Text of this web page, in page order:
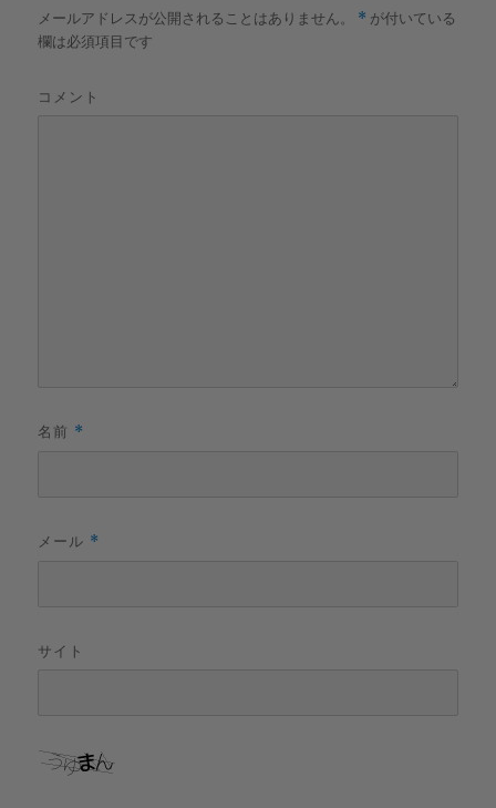
メールアドレスが公開されることはありません。 * が付いている
欄は必須項目です
コメント
名前 *
メール *
サイト